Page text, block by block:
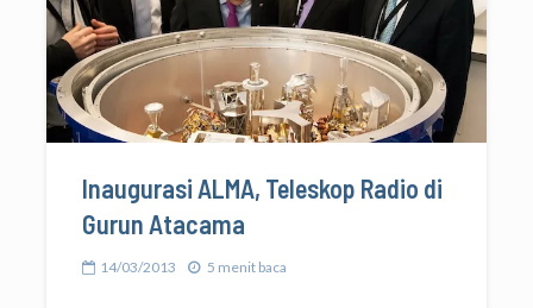
Inaugurasi ALMA, Teleskop Radio di
Gurun Atacama
14/03/2013 5 menit baca